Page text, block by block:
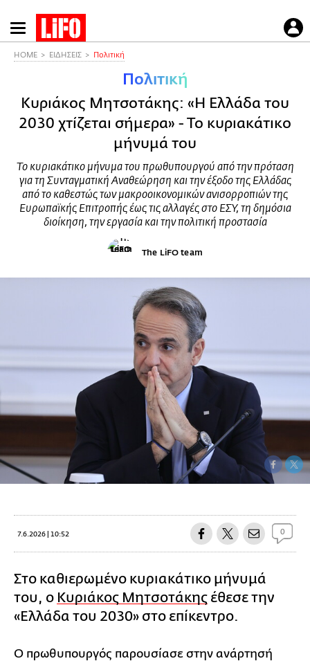
Παράκαμψη
προς
HOME ΕΙΔΗΣΕΙΣ Πολιτική
Πολιτική
Κυριάκος Μητσοτάκης: «Η Ελλάδα του
2030 χτίζεται σήμερα» - Το κυριακάτικο
μήνυμά του
Το κυριακάτικο μήνυμα του πρωθυπουργού από την πρόταση
για τη Συνταγματική Αναθεώρηση και την έξοδο της Ελλάδας
από το καθεστώς των μακροοικονομικών ανισορροπιών της
Ευρωπαϊκής Επιτροπής έως τις αλλαγές στο ΕΣΥ, τη δημόσια
διοίκηση, την εργασία και την πολιτική προστασία
The LiFO team
7.6.2026 | 10:52 0
Στο καθιερωμένο κυριακάτικο μήνυμά
του, ο Κυριάκος Μητσοτάκης έθεσε την
«Ελλάδα του 2030» στο επίκεντρο.
Ο πρωθυπουργός παρουσίασε στην ανάρτησή